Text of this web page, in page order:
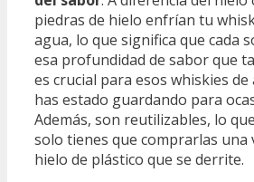
piedras de hielo enfrían tu
agua, lo que significa que cada
esa profundidad de sabor que
es crucial para esos whiskies de
has estado guardando para
Además, son reutilizables, lo
solo tienes que comprarlas una
hielo de plástico que se derrite.